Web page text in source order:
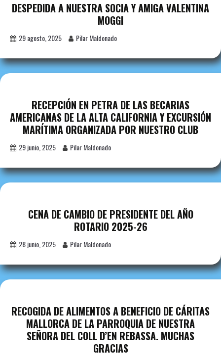
DESPEDIDA A NUESTRA SOCIA Y AMIGA VALENTINA
MOGGI
29 agosto, 2025 Pilar Maldonado
RECEPCIÓN EN PETRA DE LAS BECARIAS
AMERICANAS DE LA ALTA CALIFORNIA Y EXCURSIÓN
MARÍTIMA ORGANIZADA POR NUESTRO CLUB
29 junio, 2025 Pilar Maldonado
CENA DE CAMBIO DE PRESIDENTE DEL AÑO
ROTARIO 2025-26
28 junio, 2025 Pilar Maldonado
RECOGIDA DE ALIMENTOS A BENEFICIO DE CÁRITAS
MALLORCA DE LA PARROQUIA DE NUESTRA
SEÑORA DEL COLL D’EN REBASSA. MUCHAS
GRACIAS